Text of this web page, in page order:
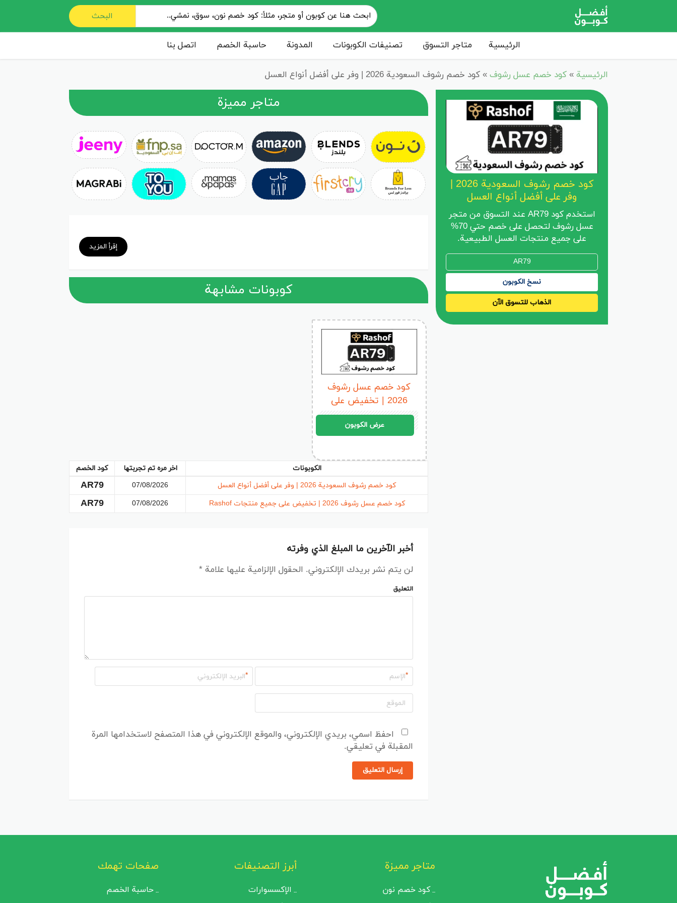
البحث
الرئيسية متاجر التسوق تصنيفات الكوبونات المدونة حاسبة الخصم اتصل بنا
الرئيسية » كود خصم عسل رشوف » كود خصم رشوف السعودية 2026 | وفر على أفضل أنواع العسل
وفر على أفضل أنواع العسل
استخدم كود AR79 عند التسوق من متجر
عسل رشوف لتحصل على خصم حتي 70%
على جميع منتجات العسل الطبيعية.
نسخ الكوبون
الذهاب للتسوق الآن
متاجر مميزة
إقرأ المزيد
كوبونات مشابهة
كود خصم عسل رشوف
2026 | تخفيض على
جميع منتجات Rashof
عرض الكوبون
الكوبونات اخر مره تم تجربتها
كود الخصم
كود خصم رشوف السعودية 2026 | وفر على أفضل أنواع العسل
07/08/2026
AR79
كود خصم عسل رشوف 2026 | تخفيض على جميع منتجات Rashof 07/08/2026
AR79
أخبر الآخرين ما المبلغ الذي وفرته
لن يتم نشر بريدك الإلكتروني. الحقول الإلزامية عليها علامة *
التعليق
*
*
احفظ اسمي، بريدي الإلكتروني، والموقع الإلكتروني في هذا المتصفح لاستخدامها المرة
المقبلة في تعليقي.
إرسال التعليق
متاجر مميزة
كود خصم نون
أبرز التصنيفات
الإكسسوارات
صفحات تهمك
حاسبة الخصم